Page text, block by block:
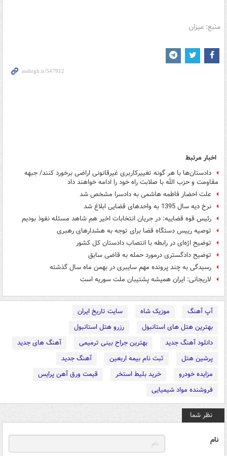
منبع: میزان
اخبار مرتبط
دادستان‌ها با هر گونه تغییرکاربری غیرقانونی اراضی برخورد کنند/ جبهه
مقاومت و حزب الله با صلابت راه خود را ادامه خواهند داد
علت احضار فاطمه هاشمی به دادسرا مشخص شد
نرخ دیه سال 1395 به واحدهای قضایی ابلاغ شد
رئیس قوه قضاییه: در جریان انتخابات اخیر هم شاهد مسئله نفوذ بودیم
توصیه رییس دستگاه قضا برای توجه به هشدارهای رهبری
توضیح اژه‌ای در رابطه با انتصاب دادستان کل کشور
توضیح دادگستری درمورد حمله به قاضی سابق
رسیدگی به چند پرونده مهم سایبری در بهمن ماه سال گذشته
لاریجانی: ایران همیشه پشتیبان ملت سوریه است
آپ آهنگ موزیک شاه
سایت تاریخ ایران
بهترین هتل های استانبول
رزرو هتل استانبول
دانلود آهنگ جدید
بهترین جراح بینی ترمیمی
آهنگ های جدید
پرشین هتل
ثبت نام بیمه اربعین
آهنگ جدید
مزایده خودرو
خرید بلیط استخر
قیمت ورق آهن پرایس
فروشنده مواد شیمیایی
نظر شما
نام